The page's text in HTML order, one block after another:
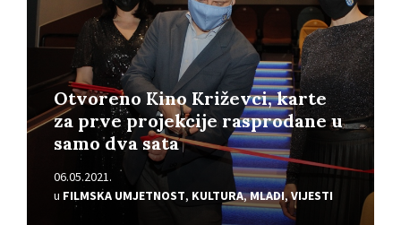
Otvoreno Kino Križevci, karte
za prve projekcije rasprodane u
samo dva sata
06.05.2021.
u FILMSKA UMJETNOST, KULTURA,MLADI,VIJESTI